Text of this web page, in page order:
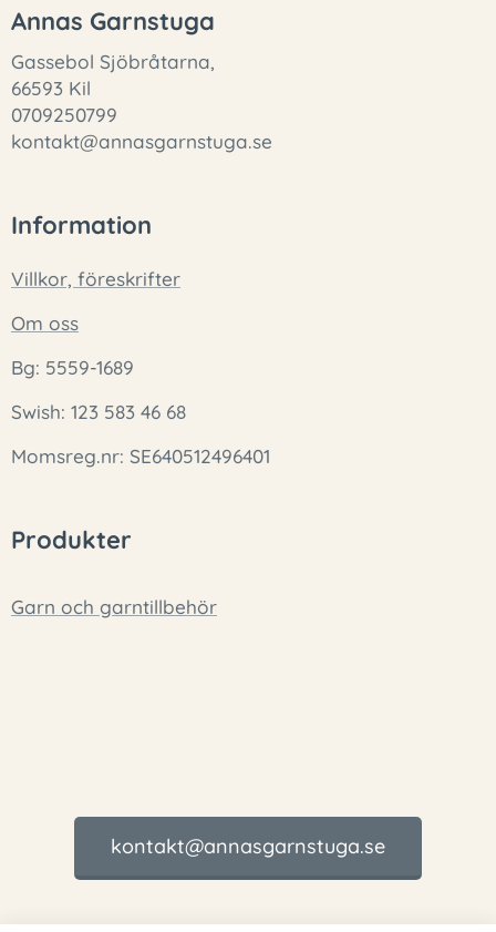
Annas Garnstuga
Gassebol Sjöbråtarna,
66593 Kil
0709250799
kontakt@annasgarnstuga.se
Information
Villkor, föreskrifter
Om oss
Bg: 5559-1689
Swish: 123 583 46 68
Momsreg.nr: SE640512496401
Produkter
Garn och garntillbehör
kontakt@annasgarnstuga.se